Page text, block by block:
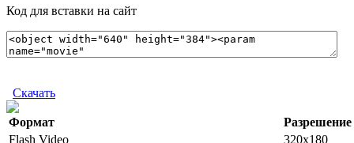
Код для вставки на сайт
Скачать
Формат Разрешение
Flash Video
320x180